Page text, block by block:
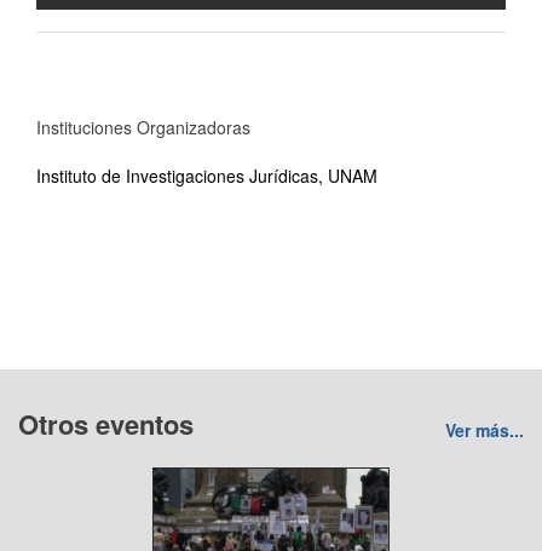
Instituciones Organizadoras
Instituto de Investigaciones Jurídicas, UNAM
Otros eventos Ver más...